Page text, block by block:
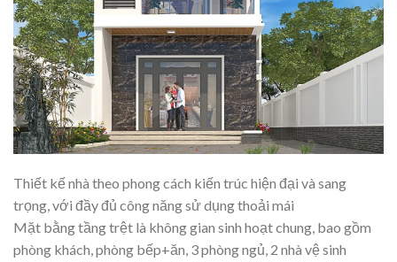
Thiết kế nhà theo phong cách kiến trúc hiện đại và sang
trọng, với đầy đủ công năng sử dụng thoải mái
Mặt bằng tầng trệt là không gian sinh hoạt chung, bao gồm
phòng khách, phòng bếp+ăn, 3 phòng ngủ, 2 nhà vệ sinh